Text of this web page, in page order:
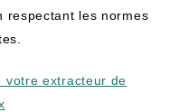
respectant les normes
votre extracteur de